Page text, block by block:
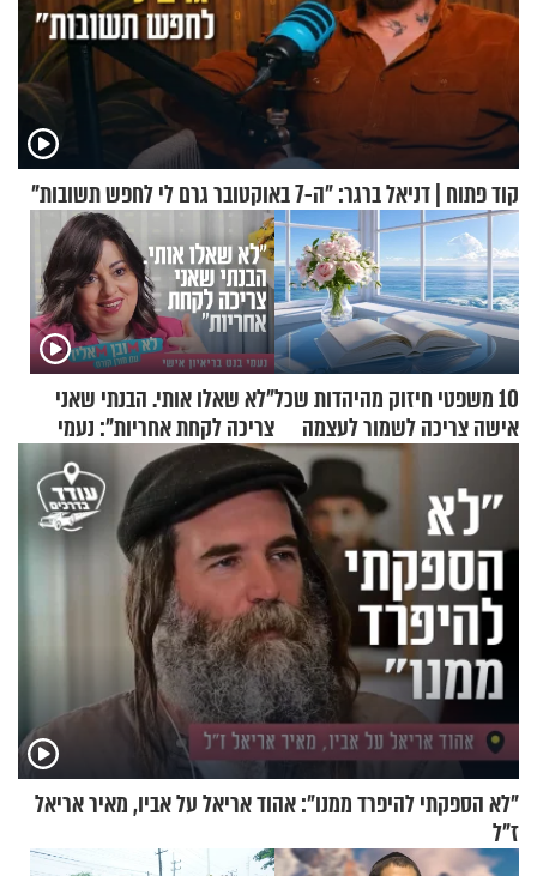
קוד פתוח | דניאל ברגר: "ה-7 באוקטובר גרם לי לחפש תשובות"
10 משפטי חיזוק מהיהדות שכל
אישה צריכה לשמור לעצמה
"לא שאלו אותי. הבנתי שאני
צריכה לקחת אחריות": נעמי
בנט בריאיון אישי
"לא הספקתי להיפרד ממנו": אהוד אריאל על אביו, מאיר אריאל
ז"ל